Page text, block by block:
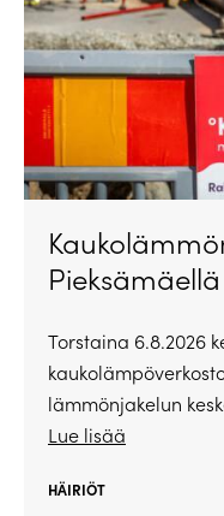
Pieksämäellä
Torstaina 6.8.2026
lämmönjakelun
Lue lisää
HÄIRIÖT